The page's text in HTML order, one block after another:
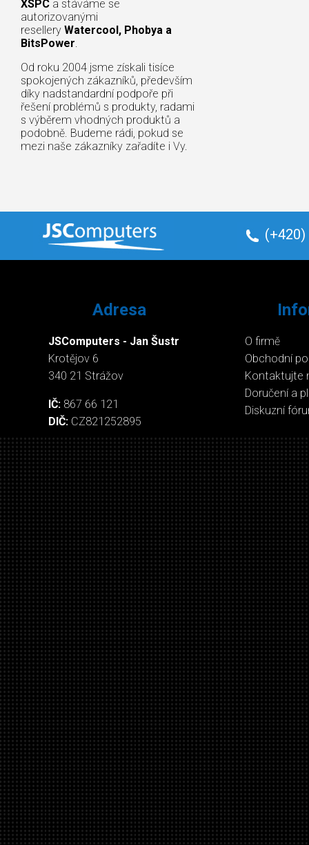
XSPC a stáváme se
autorizovanými
resellery Watercool, Phobya a
BitsPower.
Od roku 2004 jsme získali tisíce
spokojených zákazníků, především
díky nadstandardní podpoře při
řešení problémů s produkty, radami
s výběrem vhodných produktů a
podobně. Budeme rádi, pokud se
mezi naše zákazníky zařadíte i Vy.
(+420)
Adresa
JSComputers - Jan Šustr
Krotějov 6
340 21 Strážov
IČ: 867 66 121
DIČ: CZ821252895
O firmě
Obchodní
Kontaktujte
Doručení a
Diskuzní